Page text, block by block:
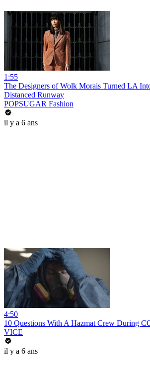
1:55
The Designers of Wolk Morais Turned LA
Distanced Runway
POPSUGAR Fashion
il y a 6 ans
4:50
10 Questions With A Hazmat Crew During
VICE
il y a 6 ans